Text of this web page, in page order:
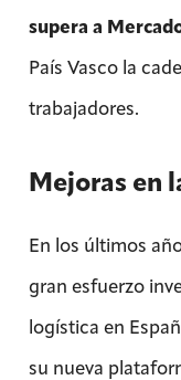
supera a
País Vasco la
trabajadores.
Mejoras en
En los últimos
gran esfuerzo
logística en
su nueva